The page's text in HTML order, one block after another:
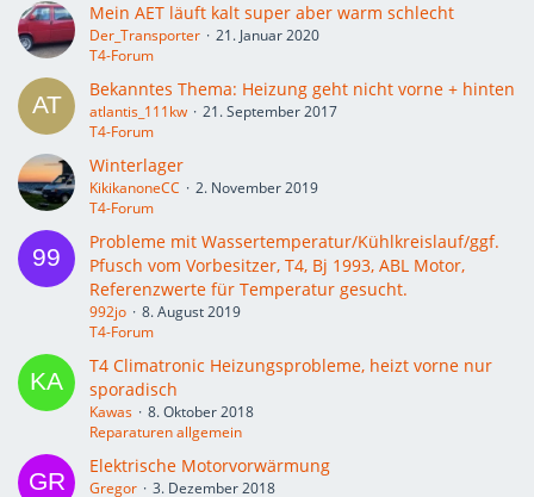
Mein AET läuft kalt super aber warm schlecht
Der_Transporter
21. Januar 2020
T4-Forum
Bekanntes Thema: Heizung geht nicht vorne + hinten
atlantis_111kw
21. September 2017
T4-Forum
Winterlager
KikikanoneCC
2. November 2019
T4-Forum
Probleme mit Wassertemperatur/Kühlkreislauf/ggf.
Pfusch vom Vorbesitzer, T4, Bj 1993, ABL Motor,
Referenzwerte für Temperatur gesucht.
992jo
8. August 2019
T4-Forum
T4 Climatronic Heizungsprobleme, heizt vorne nur
sporadisch
Kawas
8. Oktober 2018
Reparaturen allgemein
Elektrische Motorvorwärmung
Gregor 3. Dezember 2018